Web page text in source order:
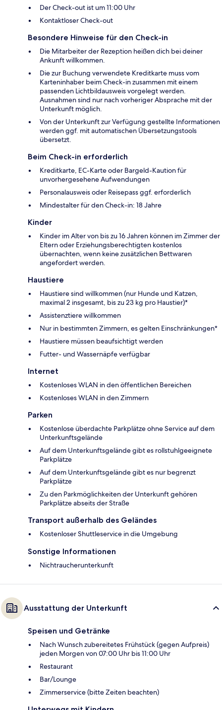
Der Check-out ist um 11:00 Uhr
Kontaktloser Check-out
Besondere Hinweise für den Check-in
Die Mitarbeiter der Rezeption heißen dich bei deiner
Ankunft willkommen.
Die zur Buchung verwendete Kreditkarte muss vom
Karteninhaber beim Check-in zusammen mit einem
passenden Lichtbildausweis vorgelegt werden.
Ausnahmen sind nur nach vorheriger Absprache mit der
Unterkunft möglich.
Von der Unterkunft zur Verfügung gestellte Informationen
werden ggf. mit automatischen Übersetzungstools
übersetzt.
Beim Check-in erforderlich
Kreditkarte, EC-Karte oder Bargeld-Kaution für
unvorhergesehene Aufwendungen
Personalausweis oder Reisepass ggf. erforderlich
Mindestalter für den Check-in: 18 Jahre
Kinder
Kinder im Alter von bis zu 16 Jahren können im Zimmer der
Eltern oder Erziehungsberechtigten kostenlos
übernachten, wenn keine zusätzlichen Bettwaren
angefordert werden.
Haustiere
Haustiere sind willkommen (nur Hunde und Katzen,
maximal 2 insgesamt, bis zu 23 kg pro Haustier)*
Assistenztiere willkommen
Nur in bestimmten Zimmern, es gelten Einschränkungen*
Haustiere müssen beaufsichtigt werden
Futter- und Wassernäpfe verfügbar
Internet
Kostenloses WLAN in den öffentlichen Bereichen
Kostenloses WLAN in den Zimmern
Parken
Kostenlose überdachte Parkplätze ohne Service auf dem
Unterkunftsgelände
Auf dem Unterkunftsgelände gibt es rollstuhlgeeignete
Parkplätze
Auf dem Unterkunftsgelände gibt es nur begrenzt
Parkplätze
Zu den Parkmöglichkeiten der Unterkunft gehören
Parkplätze abseits der Straße
Transport außerhalb des Geländes
Kostenloser Shuttleservice in die Umgebung
Sonstige Informationen
Nichtraucherunterkunft
Ausstattung der Unterkunft
Speisen und Getränke
Nach Wunsch zubereitetes Frühstück (gegen Aufpreis)
jeden Morgen von 07:00 Uhr bis 11:00 Uhr
Restaurant
Bar/Lounge
Zimmerservice (bitte Zeiten beachten)